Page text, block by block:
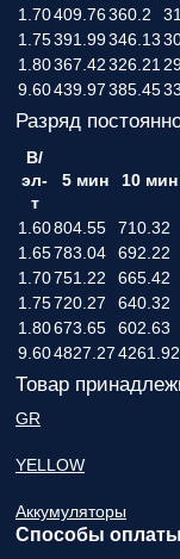
1.70409.76360.2
1.75391.99346.13
1.80367.42326.21
9.60439.97385.45
Разряд
В/
эл-
т
5 мин 10 мин
1.60804.55 710.32
1.65783.04 692.22
1.70751.22 665.42
1.75720.27 640.32
1.80673.65 602.63
9.604827.274261.92
Товар
GR
YELLOW
Аккумуляторы
Способы оплаты